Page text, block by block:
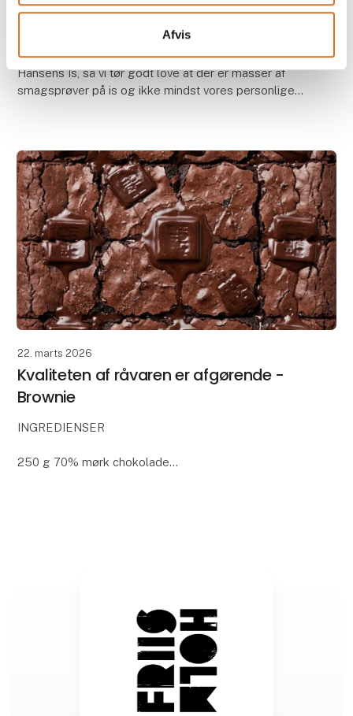
Afvis
20. marts 2026
Is er godt - Is med Chokolade er bedre
Vi udstiller på FOODEXPO 2026 med vores venner fra
Hansens Is, så vi tør godt love at der er masser af
smagsprøver på is og ikke mindst vores personlige
22. marts 2026
Kvaliteten af råvaren er afgørende -
Brownie
INGREDIENSER
250 g 70% mørk chokolade
Smelt smør og chokolade over vandbad.